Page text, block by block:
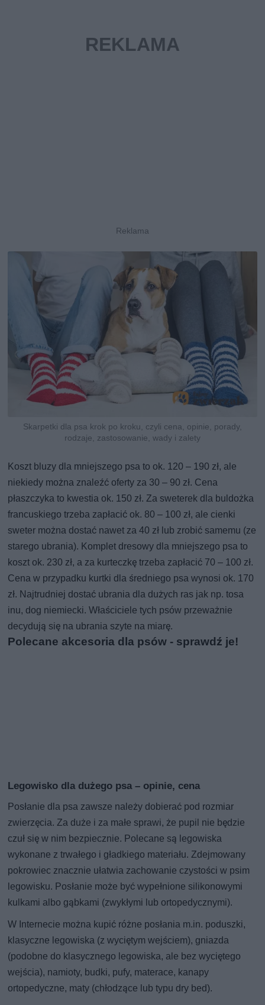
Skarpetki dla psa krok po kroku, czyli cena, opinie, porady,
rodzaje, zastosowanie, wady i zalety
Koszt bluzy dla mniejszego psa to ok. 120 – 190 zł, ale
niekiedy można znaleźć oferty za 30 – 90 zł. Cena
płaszczyka to kwestia ok. 150 zł. Za sweterek dla buldożka
francuskiego trzeba zapłacić ok. 80 – 100 zł, ale cienki
sweter można dostać nawet za 40 zł lub zrobić samemu (ze
starego ubrania). Komplet dresowy dla mniejszego psa to
koszt ok. 230 zł, a za kurteczkę trzeba zapłacić 70 – 100 zł.
Cena w przypadku kurtki dla średniego psa wynosi ok. 170
zł. Najtrudniej dostać ubrania dla dużych ras jak np. tosa
inu, dog niemiecki. Właściciele tych psów przeważnie
decydują się na ubrania szyte na miarę.
Polecane akcesoria dla psów - sprawdź je!
Legowisko dla dużego psa – opinie, cena
Posłanie dla psa zawsze należy dobierać pod rozmiar
zwierzęcia. Za duże i za małe sprawi, że pupil nie będzie
czuł się w nim bezpiecznie. Polecane są legowiska
wykonane z trwałego i gładkiego materiału. Zdejmowany
pokrowiec znacznie ułatwia zachowanie czystości w psim
legowisku. Posłanie może być wypełnione silikonowymi
kulkami albo gąbkami (zwykłymi lub ortopedycznymi).
W Internecie można kupić różne posłania m.in. poduszki,
klasyczne legowiska (z wyciętym wejściem), gniazda
(podobne do klasycznego legowiska, ale bez wyciętego
wejścia), namioty, budki, pufy, materace, kanapy
ortopedyczne, maty (chłodzące lub typu dry bed).